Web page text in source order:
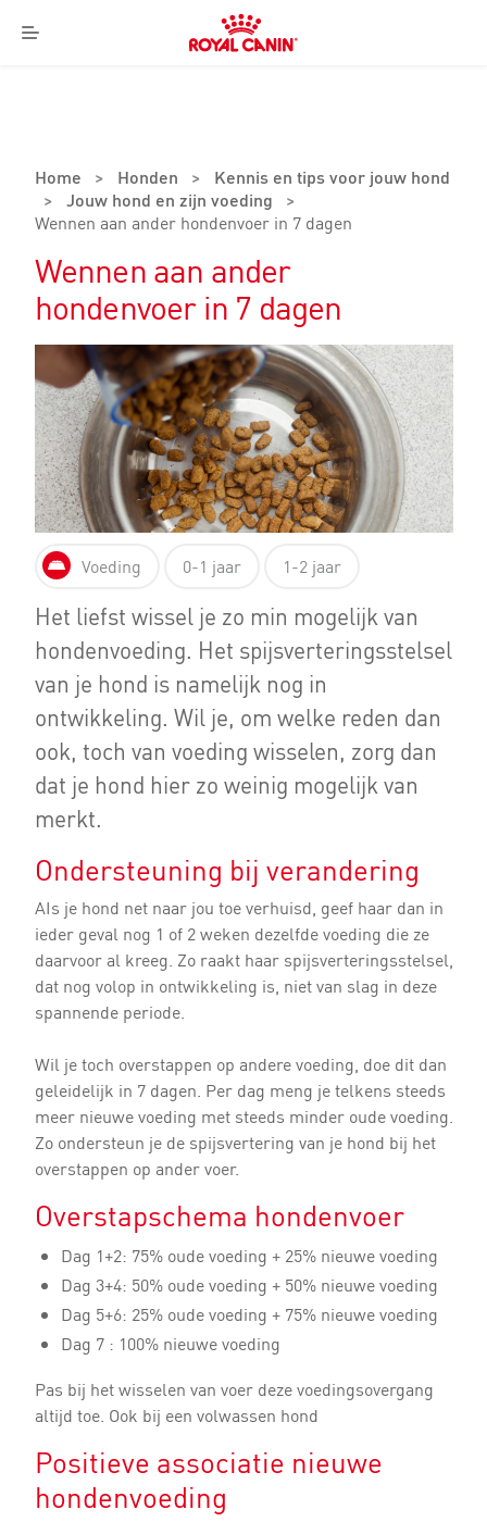
Menu
Royal
Canin
Home > Honden >
Kennis en tips voor jouw hond
> Jouw hond en zijn voeding
>
Wennen aan ander hondenvoer in 7 dagen
Wennen aan ander
hondenvoer in 7 dagen
Voeding 0-1 jaar 1-2 jaar
Het liefst wissel je zo min mogelijk van
hondenvoeding. Het spijsverteringsstelsel
van je hond is namelijk nog in
ontwikkeling. Wil je, om welke reden dan
ook, toch van voeding wisselen, zorg dan
dat je hond hier zo weinig mogelijk van
merkt.
Ondersteuning bij verandering
AIs je hond net naar jou toe verhuisd, geef haar dan in
ieder geval nog 1 of 2 weken dezelfde voeding die ze
daarvoor al kreeg. Zo raakt haar spijsverteringsstelsel,
dat nog volop in ontwikkeling is, niet van slag in deze
spannende periode.
Wil je toch overstappen op andere voeding, doe dit dan
geleidelijk in 7 dagen. Per dag meng je telkens steeds
meer nieuwe voeding met steeds minder oude voeding.
Zo ondersteun je de spijsvertering van je hond bij het
overstappen op ander voer.
Overstapschema hondenvoer
Dag 1+2: 75% oude voeding + 25% nieuwe voeding
Dag 3+4: 50% oude voeding + 50% nieuwe voeding
Dag 5+6: 25% oude voeding + 75% nieuwe voeding
Dag 7 : 100% nieuwe voeding
Pas bij het wisselen van voer deze voedingsovergang
altijd toe. Ook bij een volwassen hond
Positieve associatie nieuwe
hondenvoeding